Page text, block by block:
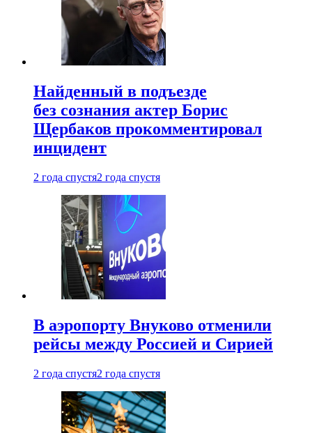
Найденный в подъезде
без сознания актер Борис
Щербаков прокомментировал
инцидент
2 года спустя2 года спустя
В аэропорту Внуково отменили
рейсы между Россией и Сирией
2 года спустя2 года спустя